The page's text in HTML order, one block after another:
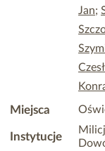
Jan;
Miejsca
Instytucje